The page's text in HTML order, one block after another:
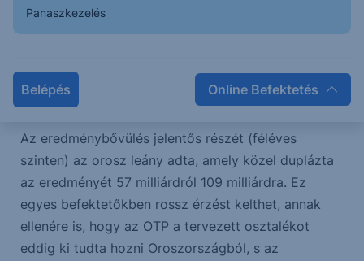
Panaszkezelés
Belépés Online Befektetés
jövőbeli kockázatokra vonatkoznak (pl. USA vámok
+9 milliárd, Oroszország +14 milliárd, kamatstop
ennek a tételnek az emelkedését, szóval nem
meglepetés, s a struktúrája is „jónak” mondható.
Az eredménybővülés jelentős részét (féléves
szinten) az orosz leány adta, amely közel duplázta
az eredményét 57 milliárdról 109 milliárdra. Ez
egyes befektetőkben rossz érzést kelthet, annak
ellenére is, hogy az OTP a tervezett osztalékot
eddig ki tudta hozni Oroszországból, s az